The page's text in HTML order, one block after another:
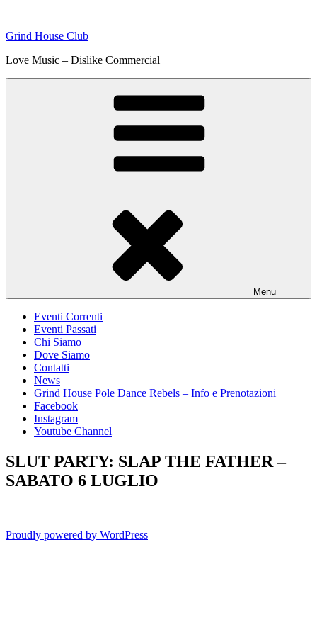
content
Grind House Club
Love Music – Dislike Commercial
Menu
Eventi Correnti
Eventi Passati
Chi Siamo
Dove Siamo
Contatti
News
Grind House Pole Dance Rebels – Info e Prenotazioni
Facebook
Instagram
Youtube Channel
SLUT PARTY: SLAP THE FATHER –
SABATO 6 LUGLIO
Proudly powered by WordPress